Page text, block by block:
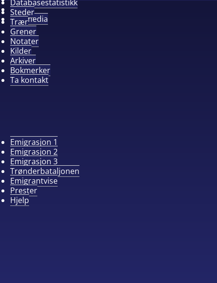
Album
Alle media
Databasestatistikk
Steder
Trær
Grener
Notater
Kilder
Arkiver
Bokmerker
Ta kontakt
Emigrasjon 1
Emigrasjon 2
Emigrasjon 3
Trønderbataljonen
Emigrantvise
Prester
Hjelp